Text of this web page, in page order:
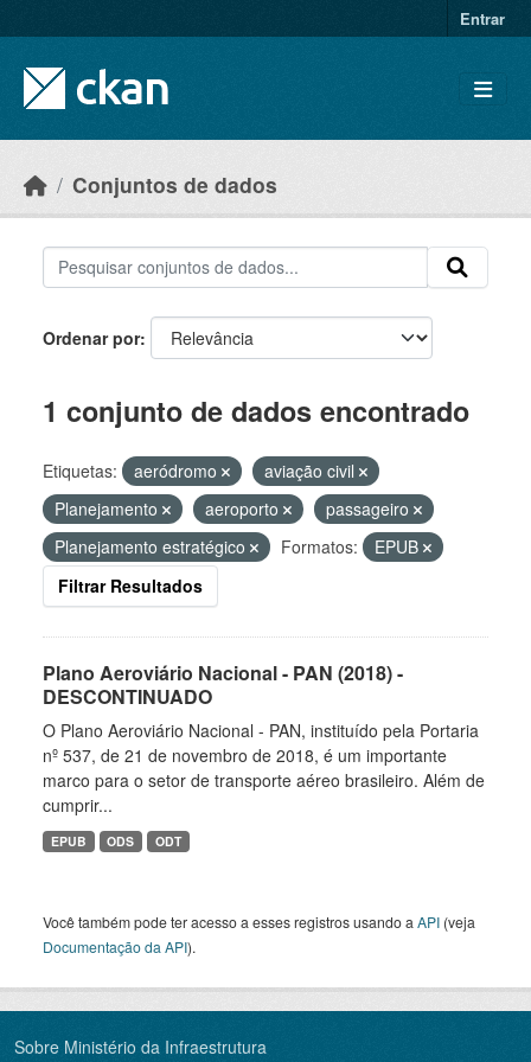
Entrar
Conjuntos de dados
Ordenar por
1 conjunto de dados encontrado
Etiquetas: aeródromo
aviação civil
Planejamento
aeroporto
passageiro
Planejamento estratégico
Formatos:
EPUB
Filtrar Resultados
Plano Aeroviário Nacional - PAN (2018) -
DESCONTINUADO
O Plano Aeroviário Nacional - PAN, instituído pela Portaria
nº 537, de 21 de novembro de 2018, é um importante
marco para o setor de transporte aéreo brasileiro. Além de
cumprir...
EPUB ODS ODT
Você também pode ter acesso a esses registros usando a API (veja
Documentação da API).
Sobre Ministério da Infraestrutura